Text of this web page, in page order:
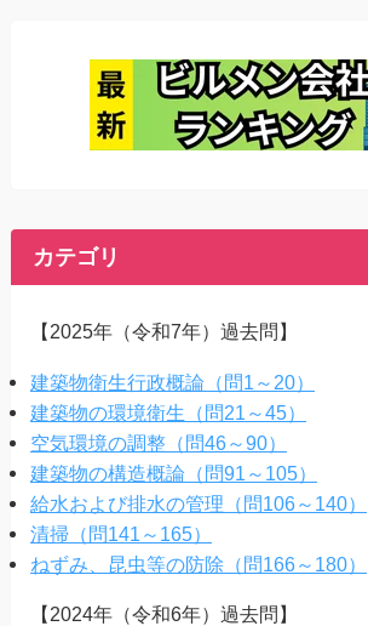
カテゴリ
【2025年（令和7年）過去問】
建築物衛生行政概論（問1～20）
建築物の環境衛生（問21～45）
空気環境の調整（問46～90）
建築物の構造概論（問91～105）
給水および排水の管理（問106～140）
清掃（問141～165）
ねずみ、昆虫等の防除（問166～180）
【2024年（令和6年）過去問】